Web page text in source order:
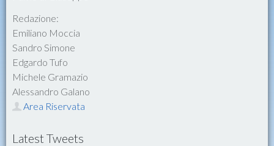
Redazione:
Emiliano Moccia
Sandro Simone
Edgardo Tufo
Michele Gramazio
Alessandro Galano
Area Riservata
Latest Tweets